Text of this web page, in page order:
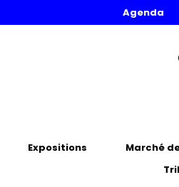
Agenda
Expositions
Marché